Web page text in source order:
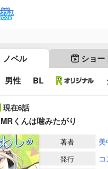
ノベル ショー
男性 BL
現在6話
くんは噛みたがり
著者 美
発行